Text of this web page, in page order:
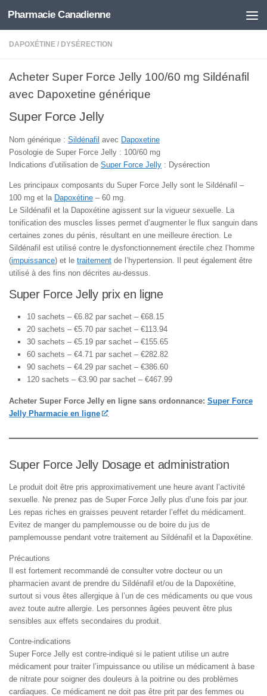
Skip to content
Pharmacie Canadienne
DAPOXÉTINE / DYSÉRECTION
Acheter Super Force Jelly 100/60 mg Sildénafil
avec Dapoxetine générique
Super Force Jelly
Nom générique : Sildénafil avec Dapoxetine
Posologie de Super Force Jelly : 100/60 mg
Indications d’utilisation de Super Force Jelly : Dysérection
Les principaux composants du Super Force Jelly sont le Sildénafil –
100 mg et la Dapoxétine – 60 mg.
Le Sildénafil et la Dapoxétine agissent sur la vigueur sexuelle. La
tonification des muscles lisses permet d’augmenter le flux sanguin dans
certaines zones du pénis, résultant en une meilleure érection. Le
Sildénafil est utilisé contre le dysfonctionnement érectile chez l’homme
(impuissance) et le traitement de l’hypertension. Il peut également être
utilisé à des fins non décrites au-dessus.
Super Force Jelly prix en ligne
10 sachets – €6.82 par sachet – €68.15
20 sachets – €5.70 par sachet – €113.94
30 sachets – €5.19 par sachet – €155.65
60 sachets – €4.71 par sachet – €282.82
90 sachets – €4.29 par sachet – €386.60
120 sachets – €3.90 par sachet – €467.99
Acheter Super Force Jelly en ligne sans ordonnance: Super Force
Jelly Pharmacie en ligne
Super Force Jelly Dosage et administration
Le produit doit être pris approximativement une heure avant l’activité
sexuelle. Ne prenez pas de Super Force Jelly plus d’une fois par jour.
Les repas riches en graisses peuvent retarder l’effet du médicament.
Evitez de manger du pamplemousse ou de boire du jus de
pamplemousse pendant votre traitement au Sildénafil et la Dapoxétine.
Précautions
Il est fortement recommandé de consulter votre docteur ou un
pharmacien avant de prendre du Sildénafil et/ou de la Dapoxétine,
surtout si vous êtes allergique à l’un de ces médicaments ou que vous
avez toute autre allergie. Les personnes âgées peuvent être plus
sensibles aux effets secondaires du produit.
Contre-indications
Super Force Jelly est contre-indiqué si le patient utilise un autre
médicament pour traiter l’impuissance ou utilise un médicament à base
de nitrate pour soigner des douleurs à la poitrine ou des problèmes
cardiaques. Ce médicament ne doit pas être prit par des femmes ou